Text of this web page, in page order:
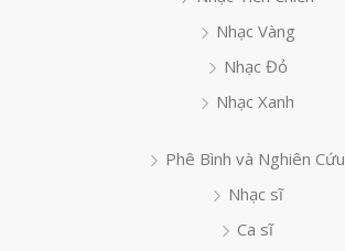
Nhạc Vàng
Nhạc Đỏ
Nhạc Xanh
Phê Bình và Nghiên Cứu
Nhạc sĩ
Ca sĩ